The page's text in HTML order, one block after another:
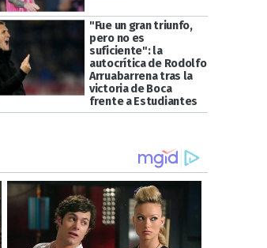
"Fue un gran triunfo,
pero no es
suficiente": la
autocrítica de Rodolfo
Arruabarrena tras la
victoria de Boca
frente a Estudiantes